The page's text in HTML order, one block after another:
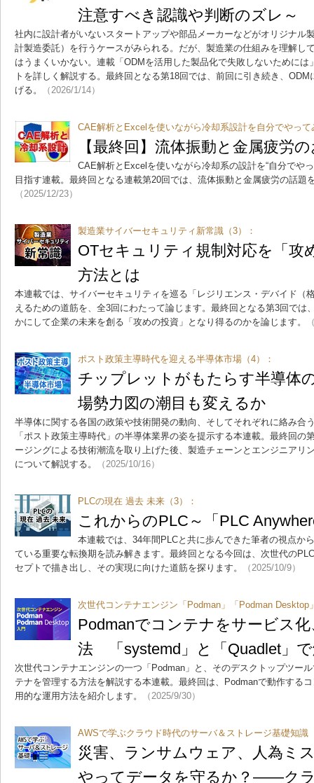
注意すべき認識や判断のズレ～
社内に設計者がいないスタートアップや部品メーカーなどがオリジナル
計製造委託）を行うケースがみられる。だが、製造業の仕組みを理解し
はうまくいかない。連載「ODMを活用した製品化で失敗しないために
トを詳しく解説する。最終回となる第18回では、前回に引き続き、
げる。
（2026/1/14）
CAE解析とExcelを使いながら冷却系設計を自分でやって
【最終回】流体振動と金属疲労
CAE解析とExcelを使いながら冷却系の設計を“自分でや
目指す連載。最終回となる連載第20回では、流体振動と金属疲労の話題
（2025/12/23）
製造業サイバーセキュリティ新常識（3）：
OTセキュリティ規制対応を「攻
方法とは
本連載では、サイバーセキュリティを巡る「レジリエンス・デバイド（
えるための道筋を、全3回にわたって論じます。最終回となる第3回では
かにして企業の未来を創る「攻めの投資」となり得るのかを論じます。
ポスト政策主導時代を迎える半導体市場（4）：
チップレットがもたらす半導体
場勢力図の潮目も変えるか
半導体に関する各国の政策や技術開発の動向、そしてそれぞれに絡み合
「ポスト政策主導時代」の半導体業界の姿を提示する本連載。最終回の
ージングによる技術潮流を取り上げた後、製造チェーンとエンジニアリ
について解説する。
（2025/10/16）
PLCの現在 過去 未来（3）：
これからのPLC～「PLC
本連載では、34年間PLCと共に歩んできた筆者の視点か
ている重要な転換期を読み解きます。最終回となる今回は、次世代の
セプトで描き出し、その実現に向けた道筋を探ります。
（2025/10/9）
次世代コンテナエンジン「Podman」「Podman Desktop
Podmanでコンテナをサービス
法 「systemd」と「Quadlet」
次世代コンテナエンジンの一つ「Podman」と、そのデスクトップツー
テナを管理する方法を解説する本連載。最終回は、Podmanで動作する
用的な運用方法を紹介します。
（2025/9/30）
AWSで学ぶクラウド時代のサーバ＆ストレージ基礎知識
災害、ランサムウェア、人為ミ
やってデータを守るか？――ク